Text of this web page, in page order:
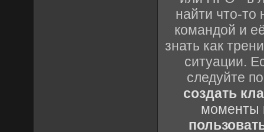
найти что-то
командой и
знать как
ситуации.
следуйте
создать
моменты